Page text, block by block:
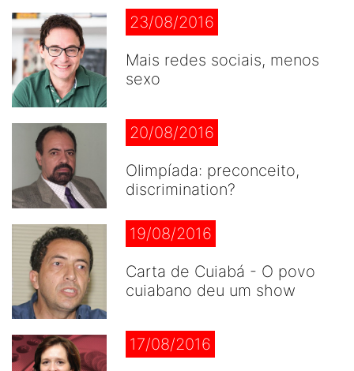
23/08/2016
Mais redes sociais, menos
sexo
20/08/2016
Olimpíada: preconceito,
discrimination?
19/08/2016
Carta de Cuiabá - O povo
cuiabano deu um show
17/08/2016